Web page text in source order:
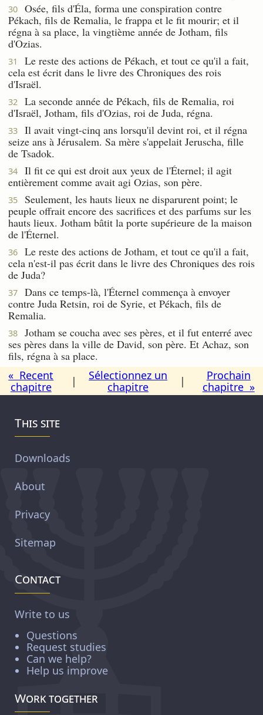
30
Osée, fils d'Éla, forma une conspiration contre
Pékach, fils de Remalia, le frappa et le fit mourir; et il
régna à sa place, la vingtième année de Jotham, fils
d'Ozias.
31
Le reste des actions de Pékach, et tout ce qu'il a fait,
cela est écrit dans le livre des Chroniques des rois
d'Israël.
32
La seconde année de Pékach, fils de Remalia, roi
d'Israël, Jotham, fils d'Ozias, roi de Juda, régna.
33
Il avait vingt-cinq ans lorsqu'il devint roi, et il régna
seize ans à Jérusalem. Sa mère s'appelait Jeruscha, fille
de Tsadok.
34
Il fit ce qui est droit aux yeux de l'Éternel; il agit
entièrement comme avait agi Ozias, son père.
35
Seulement, les hauts lieux ne disparurent point; le
peuple offrait encore des sacrifices et des parfums sur les
hauts lieux. Jotham bâtit la porte supérieure de la maison
de l'Éternel.
36
Le reste des actions de Jotham, et tout ce qu'il a fait,
cela n'est-il pas écrit dans le livre des Chroniques des rois
de Juda?
37
Dans ce temps-là, l'Éternel commença à envoyer
contre Juda Retsin, roi de Syrie, et Pékach, fils de
Remalia.
38
Jotham se coucha avec ses pères, et il fut enterré avec
ses pères dans la ville de David, son père. Et Achaz, son
fils, régna à sa place.
« Recent
chapitre
|
Sélectionnez un
chapitre
|
Prochain
chapitre »
This site
Downloads
About
Privacy
Sitemap
Contact
Write to us
Questions
Request studies
Can we help?
Help us improve
Work together